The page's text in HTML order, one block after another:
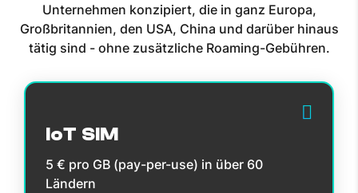
Unternehmen konzipiert, die in ganz Europa,
Großbritannien, den USA, China und darüber hinaus
tätig sind - ohne zusätzliche Roaming-Gebühren.
IoT SIM
5 € pro GB (pay-per-use) in über 60
Ländern